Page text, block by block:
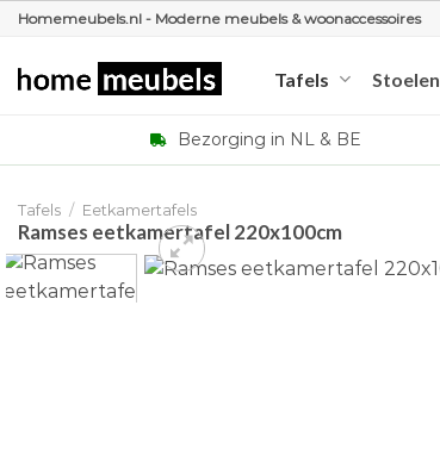
Ga
inhoud
Homemeubels.nl - Moderne meubels & woonaccessoires
Tafels Stoelen
Bezorging in NL & BE
Tafels / Eetkamertafels
Ramses eetkamertafel 220x100cm